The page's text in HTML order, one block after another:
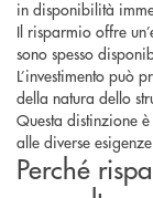
in disponibilità
Il risparmio offre
sono spesso
L’investimento può
della natura dello
Questa distinzione
alle diverse
Perché